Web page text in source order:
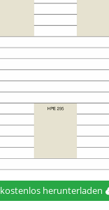
kostenlos herunterladen